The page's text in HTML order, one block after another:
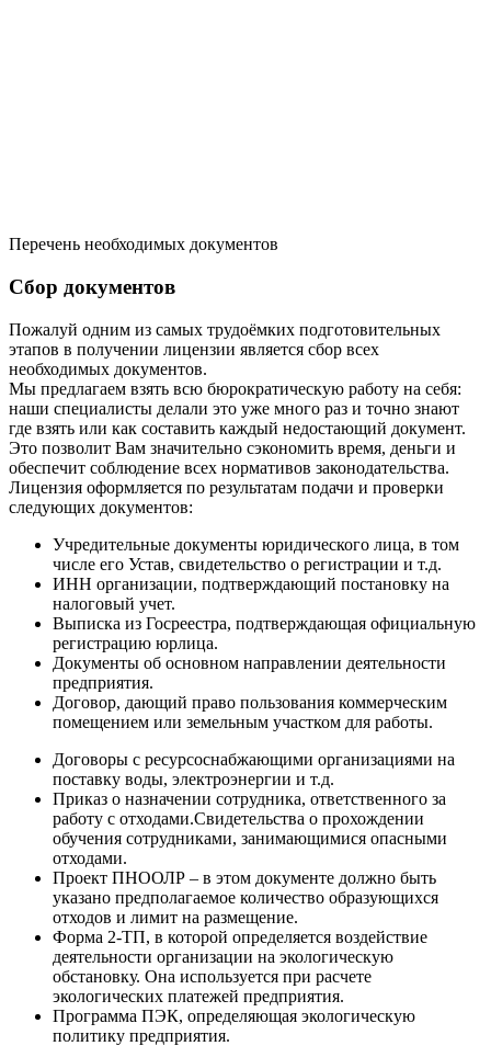
Перечень необходимых документов
Сбор документов
Пожалуй одним из самых трудоёмких подготовительных
этапов в получении лицензии является сбор всех
необходимых документов.
Мы предлагаем взять всю бюрократическую работу на себя:
наши специалисты делали это уже много раз и точно знают
где взять или как составить каждый недостающий документ.
Это позволит Вам значительно сэкономить время, деньги и
обеспечит соблюдение всех нормативов законодательства.
Лицензия оформляется по результатам подачи и проверки
следующих документов:
Учредительные документы юридического лица, в том
числе его Устав, свидетельство о регистрации и т.д.
ИНН организации, подтверждающий постановку на
налоговый учет.
Выписка из Госреестра, подтверждающая официальную
регистрацию юрлица.
Документы об основном направлении деятельности
предприятия.
Договор, дающий право пользования коммерческим
помещением или земельным участком для работы.
Договоры с ресурсоснабжающими организациями на
поставку воды, электроэнергии и т.д.
Приказ о назначении сотрудника, ответственного за
работу с отходами.Свидетельства о прохождении
обучения сотрудниками, занимающимися опасными
отходами.
Проект ПНООЛР – в этом документе должно быть
указано предполагаемое количество образующихся
отходов и лимит на размещение.
Форма 2-ТП, в которой определяется воздействие
деятельности организации на экологическую
обстановку. Она используется при расчете
экологических платежей предприятия.
Программа ПЭК, определяющая экологическую
политику предприятия.